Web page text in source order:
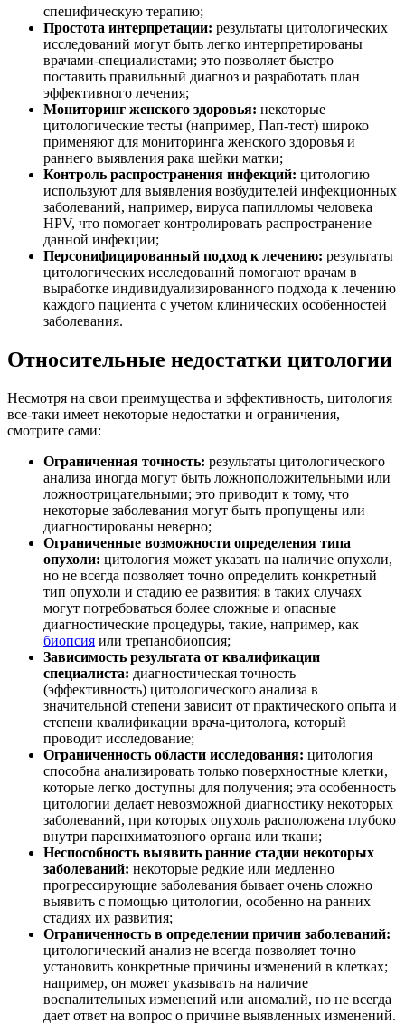
специфическую терапию;
Простота интерпретации: результаты цитологических
исследований могут быть легко интерпретированы
врачами-специалистами; это позволяет быстро
поставить правильный диагноз и разработать план
эффективного лечения;
Мониторинг женского здоровья: некоторые
цитологические тесты (например, Пап-тест) широко
применяют для мониторинга женского здоровья и
раннего выявления рака шейки матки;
Контроль распространения инфекций: цитологию
используют для выявления возбудителей инфекционных
заболеваний, например, вируса папилломы человека
HPV, что помогает контролировать распространение
данной инфекции;
Персонифицированный подход к лечению: результаты
цитологических исследований помогают врачам в
выработке индивидуализированного подхода к лечению
каждого пациента с учетом клинических особенностей
заболевания.
Относительные недостатки цитологии
Несмотря на свои преимущества и эффективность, цитология
все-таки имеет некоторые недостатки и ограничения,
смотрите сами:
Ограниченная точность: результаты цитологического
анализа иногда могут быть ложноположительными или
ложноотрицательными; это приводит к тому, что
некоторые заболевания могут быть пропущены или
диагностированы неверно;
Ограниченные возможности определения типа
опухоли: цитология может указать на наличие опухоли,
но не всегда позволяет точно определить конкретный
тип опухоли и стадию ее развития; в таких случаях
могут потребоваться более сложные и опасные
диагностические процедуры, такие, например, как
биопсия или трепанобиопсия;
Зависимость результата от квалификации
специалиста: диагностическая точность
(эффективность) цитологического анализа в
значительной степени зависит от практического опыта и
степени квалификации врача-цитолога, который
проводит исследование;
Ограниченность области исследования: цитология
способна анализировать только поверхностные клетки,
которые легко доступны для получения; эта особенность
цитологии делает невозможной диагностику некоторых
заболеваний, при которых опухоль расположена глубоко
внутри паренхиматозного органа или ткани;
Неспособность выявить ранние стадии некоторых
заболеваний: некоторые редкие или медленно
прогрессирующие заболевания бывает очень сложно
выявить с помощью цитологии, особенно на ранних
стадиях их развития;
Ограниченность в определении причин заболеваний:
цитологический анализ не всегда позволяет точно
установить конкретные причины изменений в клетках;
например, он может указывать на наличие
воспалительных изменений или аномалий, но не всегда
дает ответ на вопрос о причине выявленных изменений.